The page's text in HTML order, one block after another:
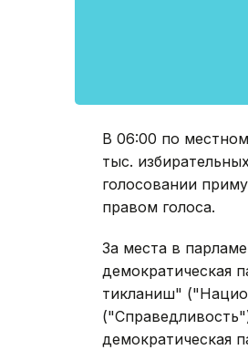
В 06:00 по
тыс.
голосовании
правом голоса.
За места в
демократическая
тикланиш"
демократическая